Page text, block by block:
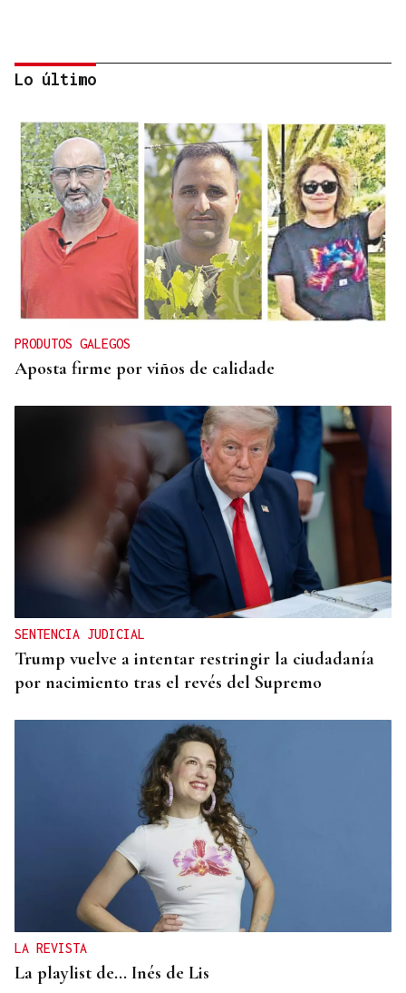
REPRESENTANTE DE EEUU EN BRASILIA
EEUU revoca el visado de la embajadora de Brasil
en el Washington
Lo último
PRODUTOS GALEGOS
Aposta firme por viños de calidade
SENTENCIA JUDICIAL
Trump vuelve a intentar restringir la ciudadanía
por nacimiento tras el revés del Supremo
LA REVISTA
La playlist de... Inés de Lis